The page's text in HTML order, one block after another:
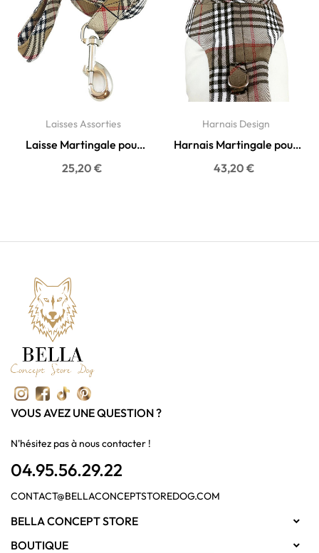
Laisses Assorties
Laisse Martingale pour
Chien - Tissu Haute...
25,20 €
Harnais Design
Harnais Martingale pour
Chien Élégant -...
43,20 €
VOUS AVEZ UNE QUESTION ?
N'hésitez pas à nous contacter !
04.95.56.29.22
CONTACT@BELLACONCEPTSTOREDOG.COM
BELLA CONCEPT STORE 
BOUTIQUE 